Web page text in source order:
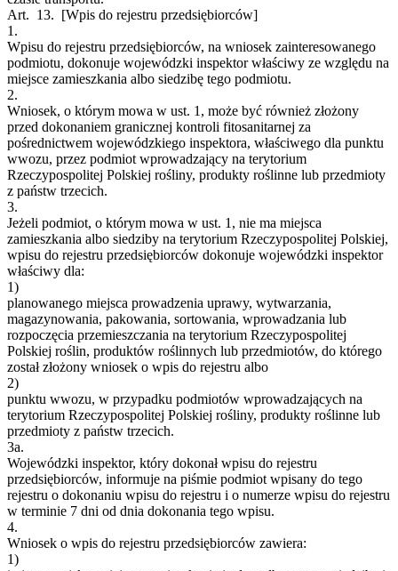
Art. 13. [Wpis do rejestru przedsiębiorców]
1.
Wpisu do rejestru przedsiębiorców, na wniosek zainteresowanego
podmiotu, dokonuje wojewódzki inspektor właściwy ze względu na
miejsce zamieszkania albo siedzibę tego podmiotu.
2.
Wniosek, o którym mowa w ust. 1, może być również złożony
przed dokonaniem granicznej kontroli fitosanitarnej za
pośrednictwem wojewódzkiego inspektora, właściwego dla punktu
wwozu, przez podmiot wprowadzający na terytorium
Rzeczypospolitej Polskiej rośliny, produkty roślinne lub przedmioty
z państw trzecich.
3.
Jeżeli podmiot, o którym mowa w ust. 1, nie ma miejsca
zamieszkania albo siedziby na terytorium Rzeczypospolitej Polskiej,
wpisu do rejestru przedsiębiorców dokonuje wojewódzki inspektor
właściwy dla:
1)
planowanego miejsca prowadzenia uprawy, wytwarzania,
magazynowania, pakowania, sortowania, wprowadzania lub
rozpoczęcia przemieszczania na terytorium Rzeczypospolitej
Polskiej roślin, produktów roślinnych lub przedmiotów, do którego
został złożony wniosek o wpis do rejestru albo
2)
punktu wwozu, w przypadku podmiotów wprowadzających na
terytorium Rzeczypospolitej Polskiej rośliny, produkty roślinne lub
przedmioty z państw trzecich.
3a.
Wojewódzki inspektor, który dokonał wpisu do rejestru
przedsiębiorców, informuje na piśmie podmiot wpisany do tego
rejestru o dokonaniu wpisu do rejestru i o numerze wpisu do rejestru
w terminie 7 dni od dnia dokonania tego wpisu.
4.
Wniosek o wpis do rejestru przedsiębiorców zawiera:
1)